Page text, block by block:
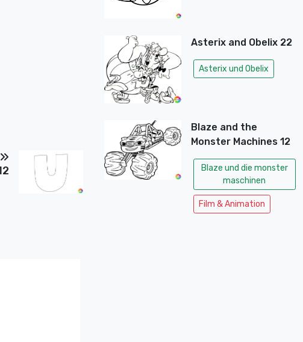
Asterix and Obelix 22
Asterix und Obelix
Blaze and the
Monster Machines 12
Blaze und die monster
maschinen
Film & Animation